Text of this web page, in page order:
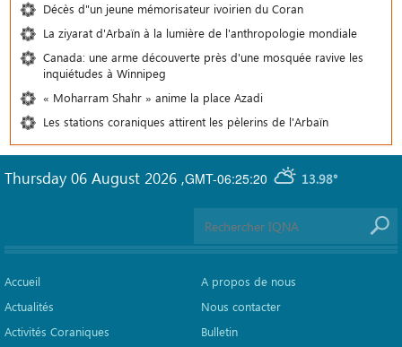
Décès d"un jeune mémorisateur ivoirien du Coran
La ziyarat d'Arbaïn à la lumière de l'anthropologie mondiale
Canada: une arme découverte près d'une mosquée ravive les
inquiétudes à Winnipeg
« Moharram Shahr » anime la place Azadi
Les stations coraniques attirent les pèlerins de l'Arbaïn
GMT-06:25:20 13.98°
Thursday 06 August 2026 ,
Accueil
Actualités
Activités Coraniques
A propos de nous
Nous contacter
Bulletin